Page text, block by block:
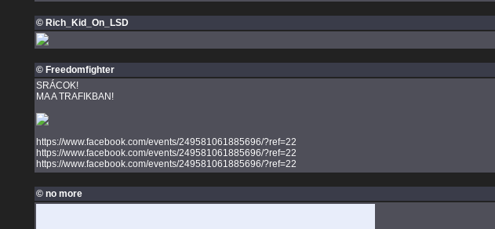
© Rich_Kid_On_LSD
© Freedomfighter
SRÁCOK!
MA A TRAFIKBAN!
https://www.facebook.com/events/249581061885696/?ref=22
https://www.facebook.com/events/249581061885696/?ref=22
https://www.facebook.com/events/249581061885696/?ref=22
© no more